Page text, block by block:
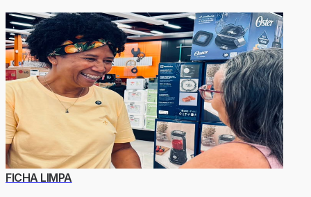
FICHA LIMPA